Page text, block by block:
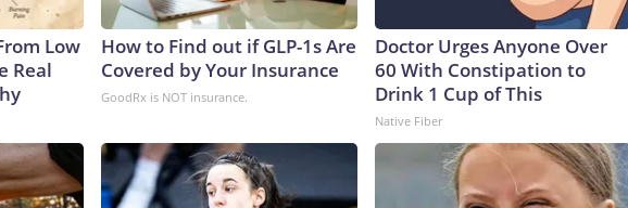
the number of platforms that can bring the fight deep into an enemy’s territory,
have to contend with more assets they have to track, or at least try to,” Patalano
possible conflict over Taiwan, the democratically governed island that the Chinese
as sovereign territory despite never having controlled it.China has been in the midst
building program in recent years.According to a February report from the
Strategic Studies, the PLA Navy ramped up its production of nuclear-powered
five years to the point where it is launching subs faster than the US, threatening to
Low
Real
How to Find out if GLP-1s Are
Covered by Your Insurance
GoodRx is NOT insurance.
Doctor Urges Anyone Over
60 With Constipation to
Drink 1 Cup of This
Native Fiber